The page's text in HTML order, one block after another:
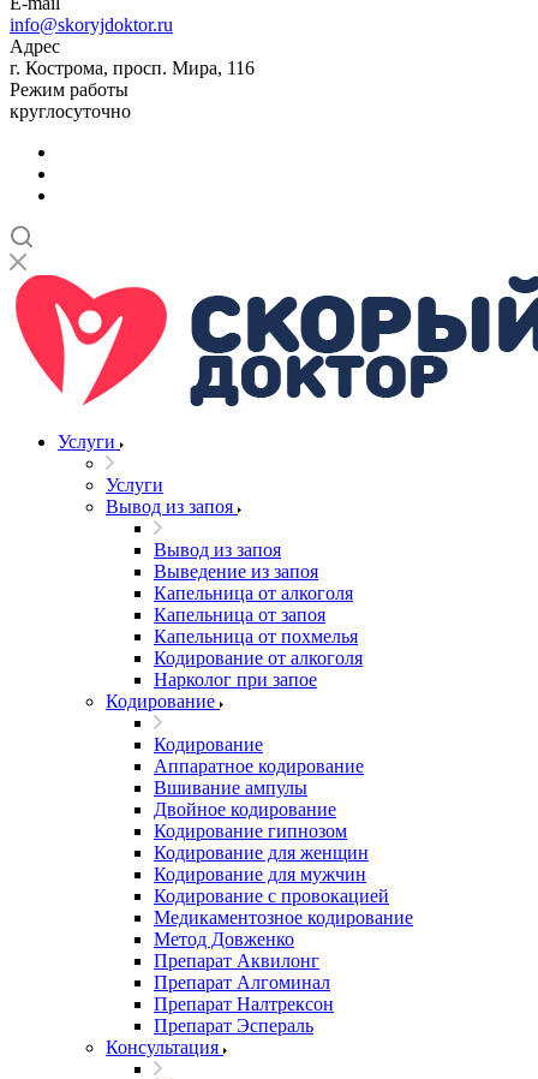
info@skoryjdoktor.ru
Адрес
г. Кострома, просп. Мира, 116
Режим работы
круглосуточно
Услуги
Услуги
Вывод из запоя
Вывод из запоя
Выведение из запоя
Капельница от алкоголя
Капельница от запоя
Капельница от похмелья
Кодирование от алкоголя
Нарколог при запое
Кодирование
Кодирование
Аппаратное кодирование
Вшивание ампулы
Двойное кодирование
Кодирование гипнозом
Кодирование для женщин
Кодирование для мужчин
Кодирование с провокацией
Медикаментозное кодирование
Метод Довженко
Препарат Аквилонг
Препарат Алгоминал
Препарат Налтрексон
Препарат Эспераль
Консультация